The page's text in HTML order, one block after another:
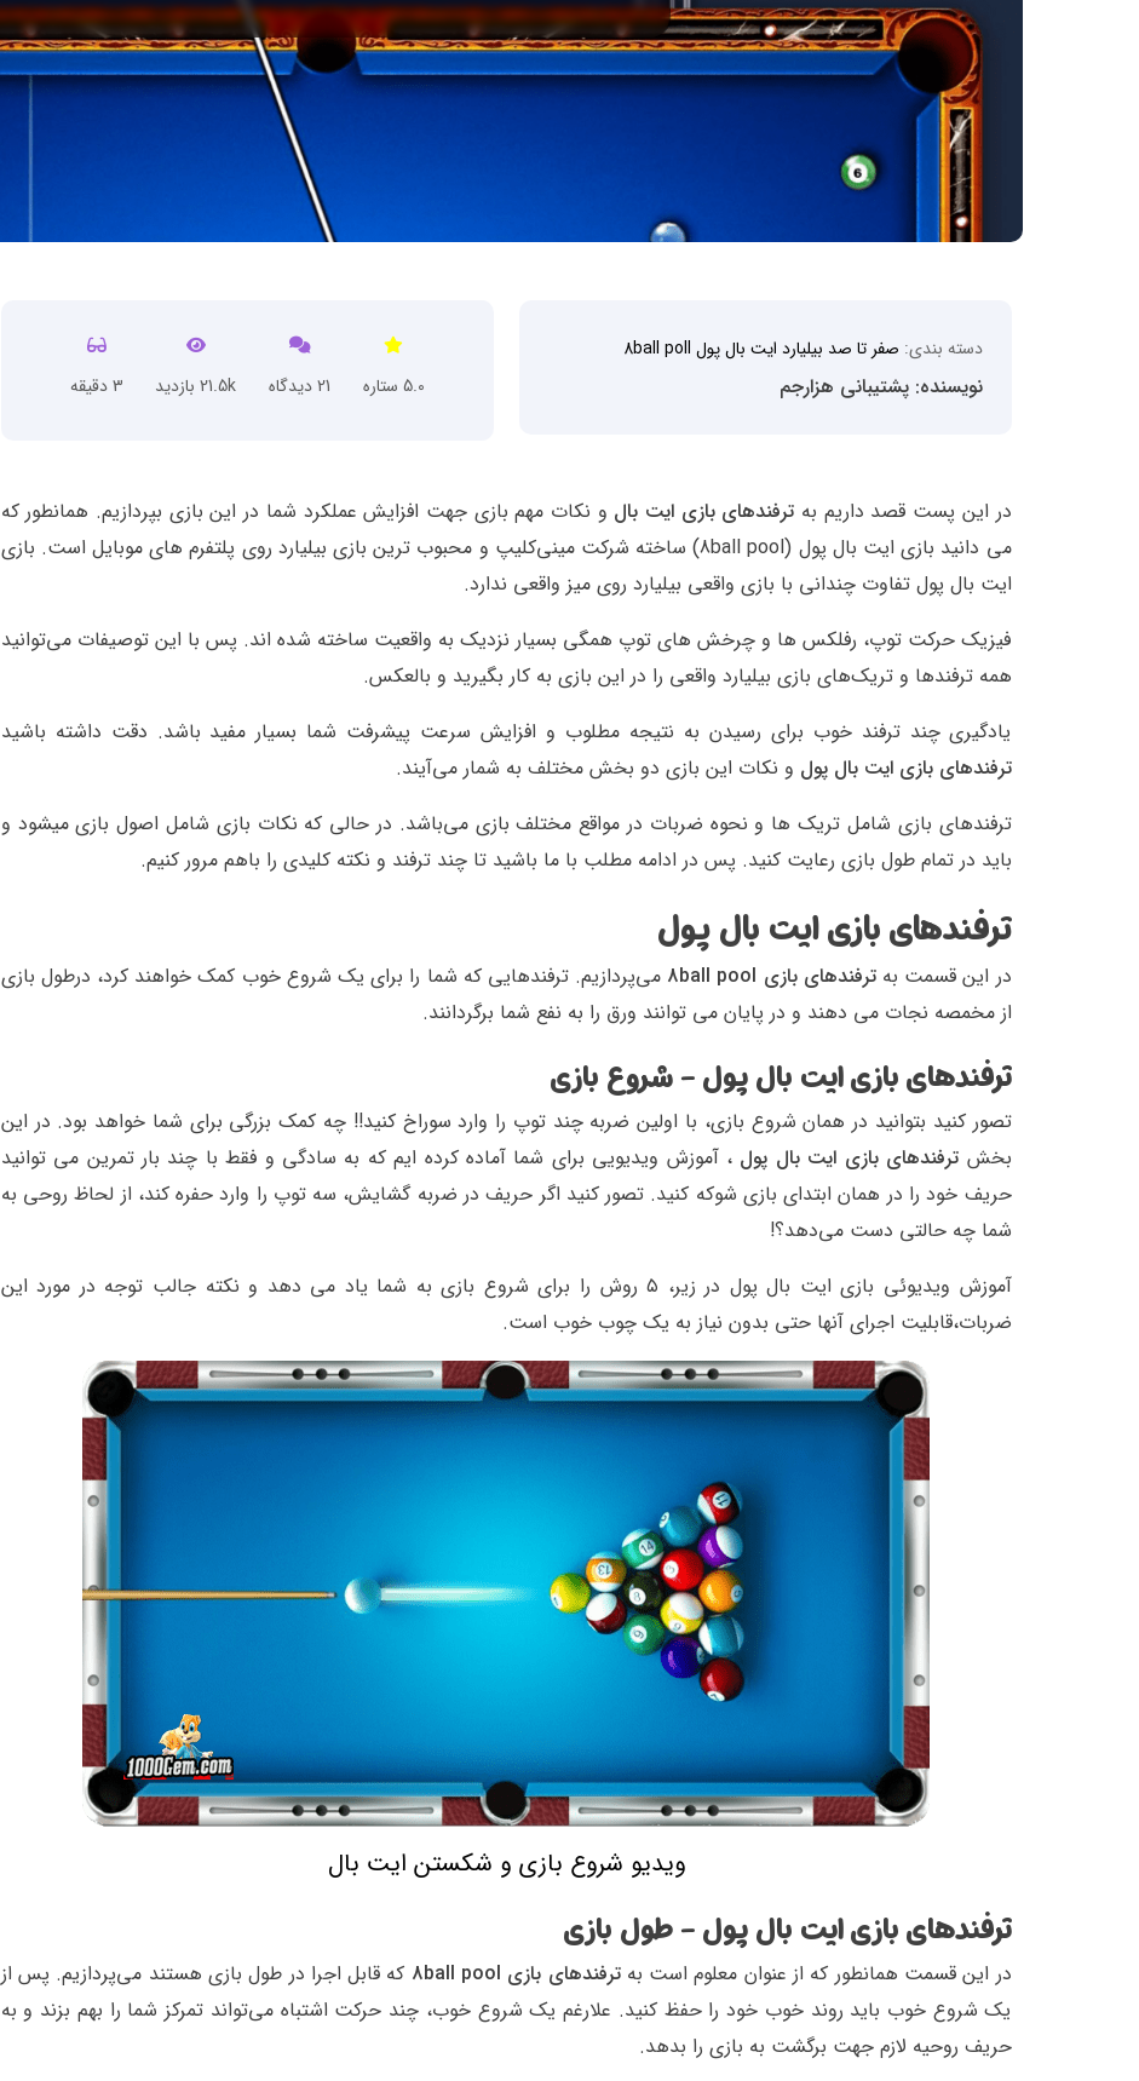
دسته بندی: صفر تا صد بیلیارد ایت بال پول 8ball poll
نویسنده: پشتیبانی هزارجم 5.0 ستاره 21 دیدگاه 21.5k بازدید 3 دقیقه
در این پست قصد داریم به ترفندهای بازی ایت بال و نکات مهم بازی جهت افزایش عملکرد شما در این بازی بپردازیم. همانطور که
می دانید بازی ایت بال پول (8ball pool) ساخته شرکت مینی‌کلیپ و محبوب ترین بازی بیلیارد روی پلتفرم های موبایل است. بازی
ایت بال پول تفاوت چندانی با بازی واقعی بیلیارد روی میز واقعی ندارد.
فیزیک حرکت توپ، رفلکس ها و چرخش های توپ همگی بسیار نزدیک به واقعیت ساخته شده اند. پس با این توصیفات می‌توانید
همه ترفندها و تریک‌های بازی بیلیارد واقعی را در این بازی به کار بگیرید و بالعکس.
یادگیری چند ترفند خوب برای رسیدن به نتیجه مطلوب و افزایش سرعت پیشرفت شما بسیار مفید باشد. دقت داشته باشید
ترفندهای بازی ایت بال پول و نکات این بازی دو بخش مختلف به شمار می‌آیند.
ترفندهای بازی شامل تریک ها و نحوه ضربات در مواقع مختلف بازی می‌باشد. در حالی که نکات بازی شامل اصول بازی میشود و
باید در تمام طول بازی رعایت کنید. پس در ادامه مطلب با ما باشید تا چند ترفند و نکته کلیدی را باهم مرور کنیم.
ترفندهای بازی ایت بال پول
در این قسمت بهترفندهای بازی 8ball pool
می‌پردازیم. ترفندهایی که شما را برای یک شروع خوب کمک خواهند کرد، درطول بازی
از مخمصه نجات می دهند و در پایان می توانند ورق را به نفع شما برگردانند.
ترفندهای بازی ایت بال پول - شروع بازی
تصور کنید بتوانید در همان شروع بازی، با اولین ضربه چند توپ را وارد سوراخ کنید!! چه کمک بزرگی برای شما خواهد بود. در این
بخش ترفندهای بازی ایت بال پول ، آموزش ویدیویی برای شما آماده کرده ایم که به سادگی و فقط با چند بار تمرین می توانید
حریف خود را در همان ابتدای بازی شوکه کنید. تصور کنید اگر حریف در ضربه گشایش، سه توپ را وارد حفره کند، از لحاظ روحی به
شما چه حالتی دست می‌دهد؟!
آموزش ویدیوئی بازی ایت بال پول در زیر، ۵ روش را برای شروع بازی به شما یاد می دهد و نکته جالب توجه در مورد این
ضربات،‌قابلیت اجرای آنها حتی بدون نیاز به یک چوب خوب است.
ویدیو شروع بازی و شکستن ایت بال
ترفندهای بازی ایت بال پول - طول بازی
در این قسمت همانطور که از عنوان معلوم است بهترفندهای بازی 8ball pool
که قابل اجرا در طول بازی هستند می‌پردازیم. پس از
یک شروع خوب باید روند خوب خود را حفظ کنید. علارغم یک شروع خوب، چند حرکت اشتباه می‌تواند تمرکز شما را بهم بزند و به
حریف روحیه لازم جهت برگشت به بازی را بدهد.